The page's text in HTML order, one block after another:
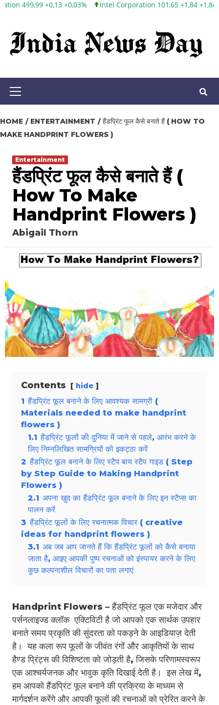
Skip
content
Intel Corporation 101,65 +1,84 +1,84% Twitter, Inc.
Primary
HOME ENTERTAINMENT
हैंडप्रिंट फूल कैसे बनाते हैं ( HOW TO
MAKE HANDPRINT FLOWERS )
Entertainment
हैंडप्रिंट फूल कैसे बनाते हैं (
How To Make
Handprint Flowers )
Abigail Thorn
Contents hide
1 हैंडप्रिंट फूल बनाने के लिए आवश्यक सामग्री (
Materials needed to make handprint
flowers )
1.1 हैंडप्रिंट फूलों की दुनिया में जाने से पहले, आरंभ करने के
लिए निम्नलिखित सामग्रियों को इकट्ठा करें
2 हैंडप्रिंट फूल बनाने के लिए स्टैप बाय स्टैप गाइड ( Step
by Step Guide to Making Handprint
Flowers )
2.1 अपना खुद का हैंडप्रिंट फूल बनाने के लिए इन स्टैप्स का
पालन करें
3 हैंडप्रिंट फूलों के लिए रचनात्मक विचार ( creative
ideas for handprint flowers )
3.1 अब जब आप जानते हैं कि हैंडप्रिंट फूलों को कैसे बनाया
जाता है, आइए आपकी पुष्प रचनाओं को इंस्पायर करने के लिए
कुछ कल्पनाशील विचारों का पता लगाएं
Handprint Flowers – हैंडप्रिंट फूल एक मजेदार और
पर्सनलाइज्ड क्लॉक एक्टिविटी है जो आपको एक सार्थक उपहार
बनाते समय प्रकृति की सुंदरता को पकड़ने के आइडियाज़ देती
है। यह कला रूप फूलों के जीवंत रंगों और आकृतियों के साथ
हैण्ड प्रिंट्स की विशिष्टता को जोड़ती है, जिसके परिणामस्वरूप
एक आश्चर्यजनक और भावुक कृति दिखाई देती है। इस लेख में,
हम आपको हैंडप्रिंट फूल बनाने की प्रक्रिया के माध्यम से
मार्गदर्शन करेंगे और आपकी फूलों की रचनाओं को प्रेरित करने के